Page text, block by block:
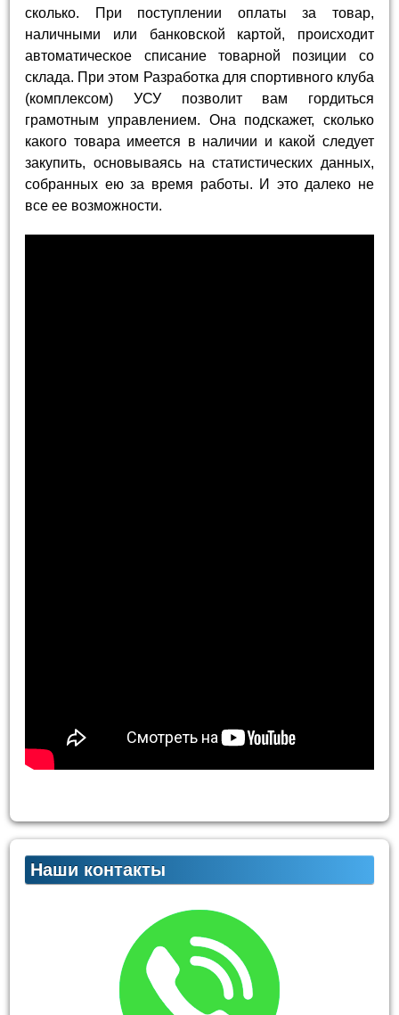
сколько. При поступлении оплаты за товар,
наличными или банковской картой, происходит
автоматическое списание товарной позиции со
склада. При этом Разработка для спортивного клуба
(комплексом) УСУ позволит вам гордиться
грамотным управлением. Она подскажет, сколько
какого товара имеется в наличии и какой следует
закупить, основываясь на статистических данных,
собранных ею за время работы. И это далеко не
все ее возможности.
Наши контакты